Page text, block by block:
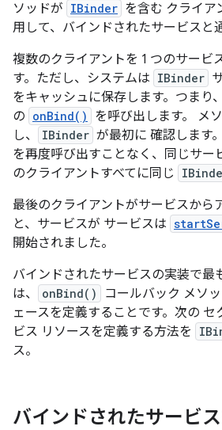
ソッドが IBinder を含む クライア
用して、バインドされたサービスと
複数のクライアントを 1 つのサービ
す。ただし、システムは IBinder
をキャッシュに保存します。つまり
の onBind()
を呼び出します。 メ
し、
IBinder が最初に 確認します
を再度呼び出すことなく、同じサー
のクライアントすべてに同じ
最後のクライアントがサービスから
と、サービスが サービスは
開始されました。
バインドされたサービスの実装で最
は、
onBind()
コールバック メソ
ェースを定義することです。次の セ
ビス リソースを定義する方法を
ス。
バインドされたサービ